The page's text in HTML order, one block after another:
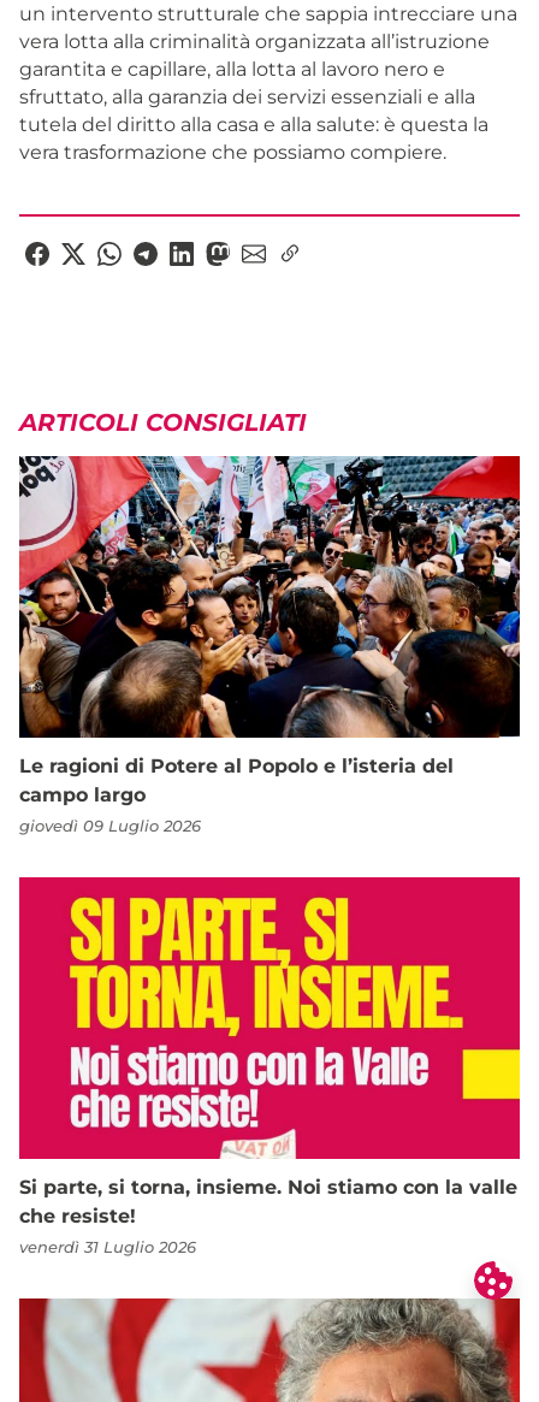
un intervento strutturale che sappia intrecciare una
vera lotta alla criminalità organizzata all’istruzione
garantita e capillare, alla lotta al lavoro nero e
sfruttato, alla garanzia dei servizi essenziali e alla
tutela del diritto alla casa e alla salute: è questa la
vera trasformazione che possiamo compiere.
ARTICOLI CONSIGLIATI
Le ragioni di Potere al Popolo e l’isteria del
campo largo
giovedì 09 Luglio 2026
Si parte, si torna, insieme. Noi stiamo con la valle
che resiste!
venerdì 31 Luglio 2026